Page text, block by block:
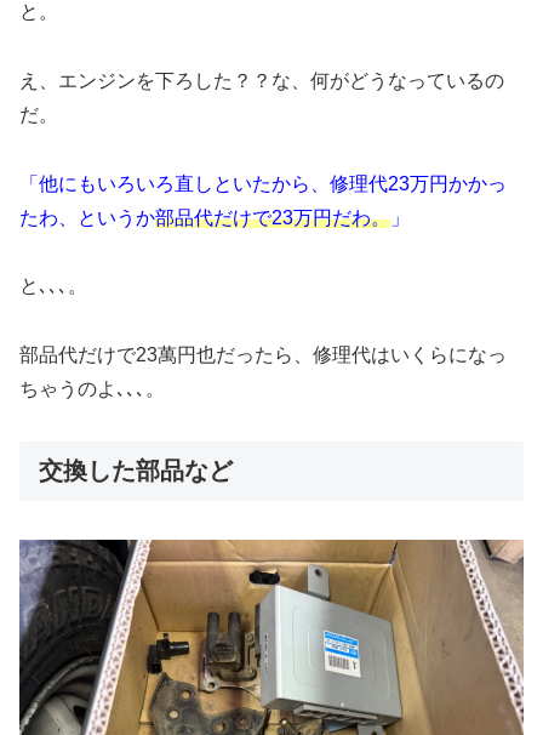
と。
え、エンジンを下ろした？？な、何がどうなっているの
だ。
「他にもいろいろ直しといたから、修理代23万円かかっ
たわ、というか部品代だけで23万円だわ。 」
と､､､。
部品代だけで23萬円也だったら、修理代はいくらになっ
ちゃうのよ､､､。
交換した部品など